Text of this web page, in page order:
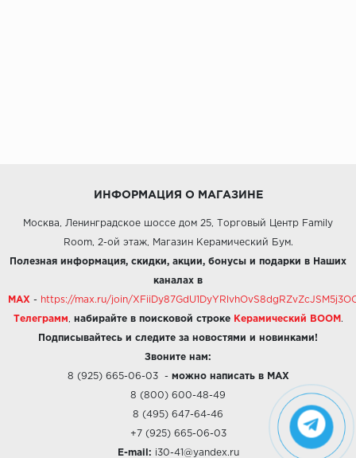
ИНФОРМАЦИЯ О МАГАЗИНЕ
Москва, Ленинградское шоссе дом 25, Торговый Центр Family
Room, 2-ой этаж, Магазин Керамический Бум.
Полезная информация, скидки, акции, бонусы и подарки в Наших
каналах в
MAX - https://max.ru/join/
Телеграмм набирайте в поисковой строке Керамический BOOM .
Подписывайтесь и следите за новостями и новинками!
Звоните нам:
8 (925) 665-06-03- можно написать в MAX
8 (800) 600-48-49
8 (495) 647-64-46
+7 (925) 665-06-03
E-mail: i30-41@yandex.ru